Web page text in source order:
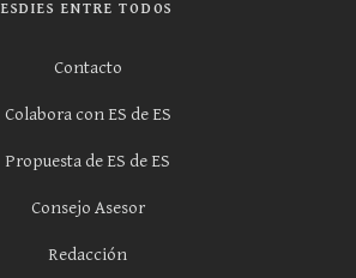
ESDIES ENTRE TODOS
Contacto
Colabora con ES de ES
Propuesta de ES de ES
Consejo Asesor
Redacción